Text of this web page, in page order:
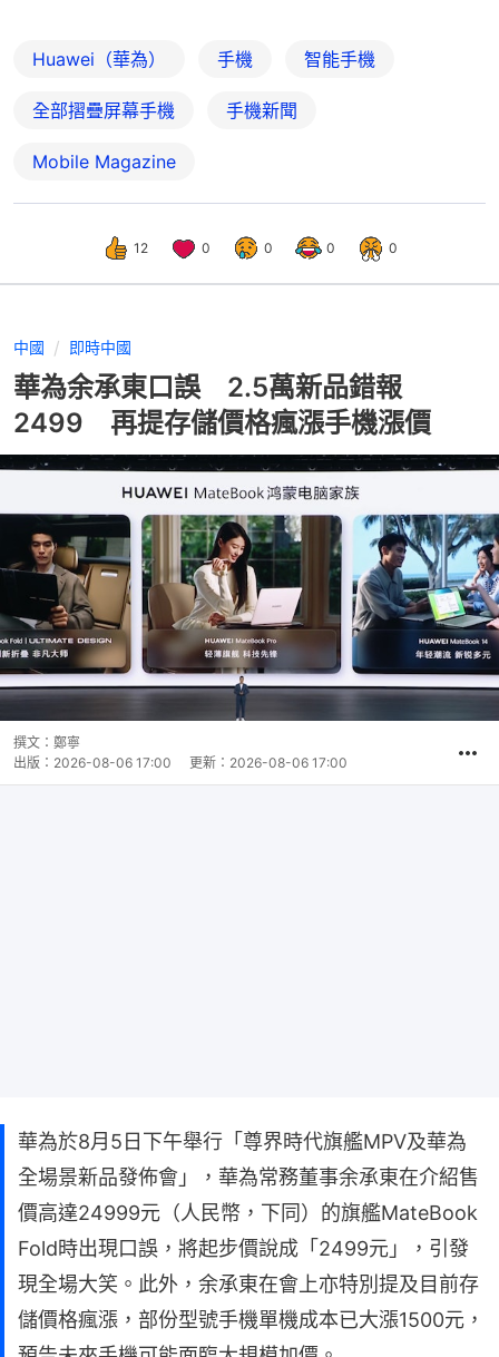
Huawei（華為） 手機 智能手機
全部摺疊屏幕手機 手機新聞
Mobile Magazine
12 0 0 0 0
中國 即時中國
華為余承東口誤 2.5萬新品錯報
2499 再提存儲價格瘋漲手機漲價
撰文： 鄭寧
出版： 2026-08-06 17:00 更新： 2026-08-06 17:00
華為於8月5日下午舉行「尊界時代旗艦MPV及華為
全場景新品發佈會」，華為常務董事余承東在介紹售
價高達24999元（人民幣，下同）的旗艦MateBook
Fold時出現口誤，將起步價說成「2499元」，引發
現全場大笑。此外，余承東在會上亦特別提及目前存
儲價格瘋漲，部份型號手機單機成本已大漲1500元，